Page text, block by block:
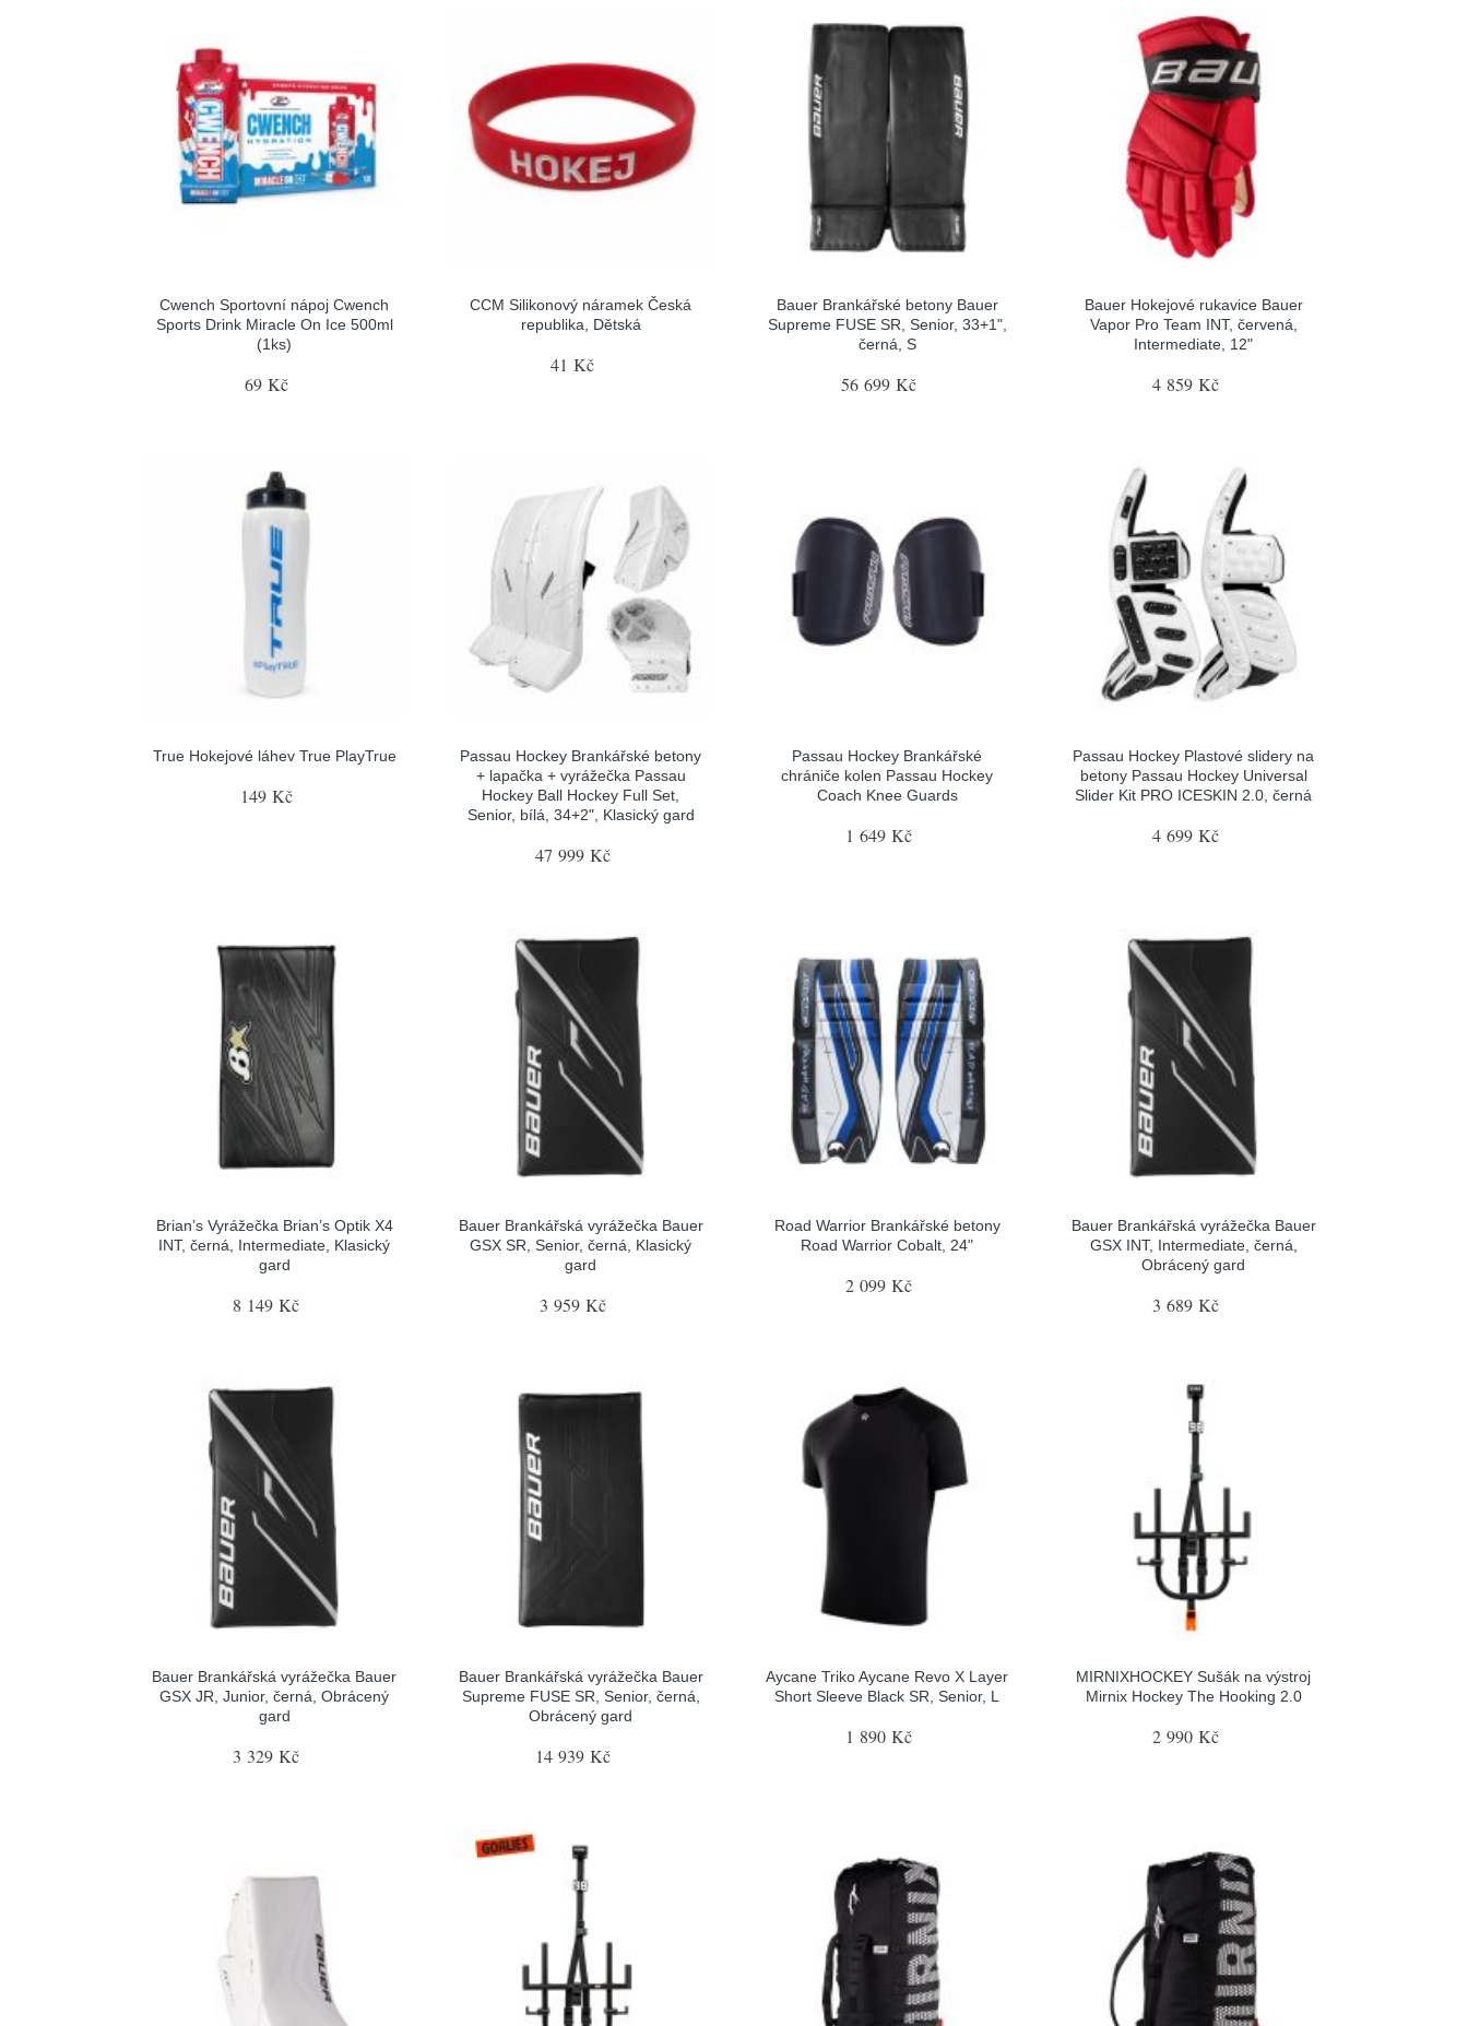
Cwench Sportovní nápoj Cwench
Sports Drink Miracle On Ice 500ml
(1ks)
69 Kč
CCM Silikonový náramek Česká
republika, Dětská
41 Kč
Bauer Brankářské betony Bauer
Supreme FUSE SR, Senior, 33+1",
černá, S
56 699 Kč
Bauer Hokejové rukavice Bauer
Vapor Pro Team INT, červená,
Intermediate, 12"
4 859 Kč
True Hokejové láhev True PlayTrue
149 Kč
Passau Hockey Brankářské betony
+ lapačka + vyrážečka Passau
Hockey Ball Hockey Full Set,
Senior, bílá, 34+2", Klasický gard
47 999 Kč
Passau Hockey Brankářské
chrániče kolen Passau Hockey
Coach Knee Guards
1 649 Kč
Passau Hockey Plastové slidery na
betony Passau Hockey Universal
Slider Kit PRO ICESKIN 2.0, černá
4 699 Kč
Brian’s Vyrážečka Brian’s Optik X4
INT, černá, Intermediate, Klasický
gard
8 149 Kč
Bauer Brankářská vyrážečka Bauer
GSX SR, Senior, černá, Klasický
gard
3 959 Kč
Road Warrior Brankářské betony
Road Warrior Cobalt, 24"
2 099 Kč
Bauer Brankářská vyrážečka Bauer
GSX INT, Intermediate, černá,
Obrácený gard
3 689 Kč
Bauer Brankářská vyrážečka Bauer
GSX JR, Junior, černá, Obrácený
gard
3 329 Kč
Bauer Brankářská vyrážečka Bauer
Supreme FUSE SR, Senior, černá,
Obrácený gard
14 939 Kč
Aycane Triko Aycane Revo X Layer
Short Sleeve Black SR, Senior, L
1 890 Kč
MIRNIXHOCKEY Sušák na výstroj
Mirnix Hockey The Hooking 2.0
2 990 Kč